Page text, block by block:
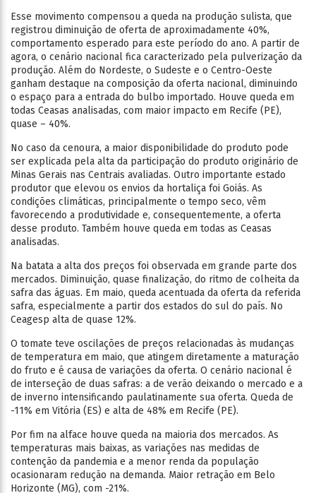
Esse movimento compensou a queda na produção sulista, que
registrou diminuição de oferta de aproximadamente 40%,
comportamento esperado para este período do ano. A partir de
agora, o cenário nacional fica caracterizado pela pulverização da
produção. Além do Nordeste, o Sudeste e o Centro-Oeste
ganham destaque na composição da oferta nacional, diminuindo
o espaço para a entrada do bulbo importado. Houve queda em
todas Ceasas analisadas, com maior impacto em Recife (PE),
quase – 40%.
No caso da cenoura, a maior disponibilidade do produto pode
ser explicada pela alta da participação do produto originário de
Minas Gerais nas Centrais avaliadas. Outro importante estado
produtor que elevou os envios da hortaliça foi Goiás. As
condições climáticas, principalmente o tempo seco, vêm
favorecendo a produtividade e, consequentemente, a oferta
desse produto. Também houve queda em todas as Ceasas
analisadas.
Na batata a alta dos preços foi observada em grande parte dos
mercados. Diminuição, quase finalização, do ritmo de colheita da
safra das águas. Em maio, queda acentuada da oferta da referida
safra, especialmente a partir dos estados do sul do país. No
Ceagesp alta de quase 12%.
O tomate teve oscilações de preços relacionadas às mudanças
de temperatura em maio, que atingem diretamente a maturação
do fruto e é causa de variações da oferta. O cenário nacional é
de interseção de duas safras: a de verão deixando o mercado e a
de inverno intensificando paulatinamente sua oferta. Queda de
-11% em Vitória (ES) e alta de 48% em Recife (PE).
Por fim na alface houve queda na maioria dos mercados. As
temperaturas mais baixas, as variações nas medidas de
contenção da pandemia e a menor renda da população
ocasionaram redução na demanda. Maior retração em Belo
Horizonte (MG), com -21%.